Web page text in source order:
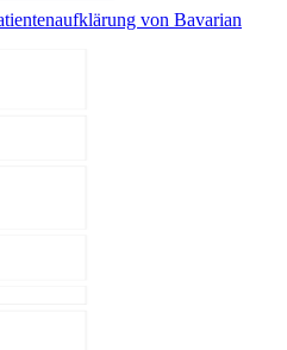
von Bavarian